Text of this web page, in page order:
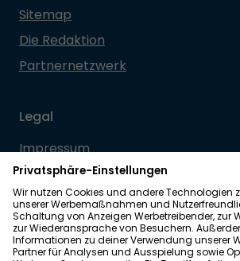
Sitemap
Die Redaktion
Partnernetzwerk
Legal
Impressum
Datenschutz
Allgemeine Geschäftsbedingungen
Barrierefreiheit